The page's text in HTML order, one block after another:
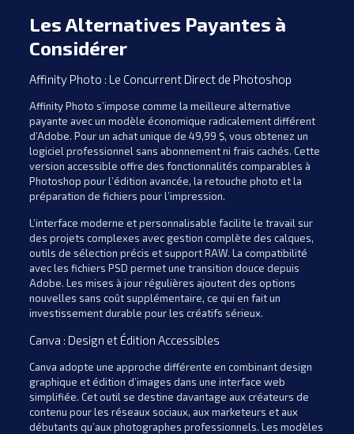
Les Alternatives Payantes à
Considérer
Affinity Photo : Le Concurrent Direct de Photoshop
Affinity Photo s’impose comme la meilleure alternative
payante avec un modèle économique radicalement différent
d’Adobe. Pour un achat unique de 49,99 $, vous obtenez un
logiciel professionnel sans abonnement ni frais cachés. Cette
version accessible offre des fonctionnalités comparables à
Photoshop pour l’édition avancée, la retouche photo et la
préparation de fichiers pour l’impression.
L’interface moderne et personnalisable facilite le travail sur
des projets complexes avec gestion complète des calques,
outils de sélection précis et support RAW. La compatibilité
avec les fichiers PSD permet une transition douce depuis
Adobe. Les mises à jour régulières ajoutent des options
nouvelles sans coût supplémentaire, ce qui en fait un
investissement durable pour les créatifs sérieux.
Canva : Design et Édition Accessibles
Canva adopte une approche différente en combinant design
graphique et édition d’images dans une interface web
simplifiée. Cet outil se destine davantage aux créateurs de
contenu pour les réseaux sociaux, aux marketeurs et aux
débutants qu’aux photographes professionnels. Les modèles